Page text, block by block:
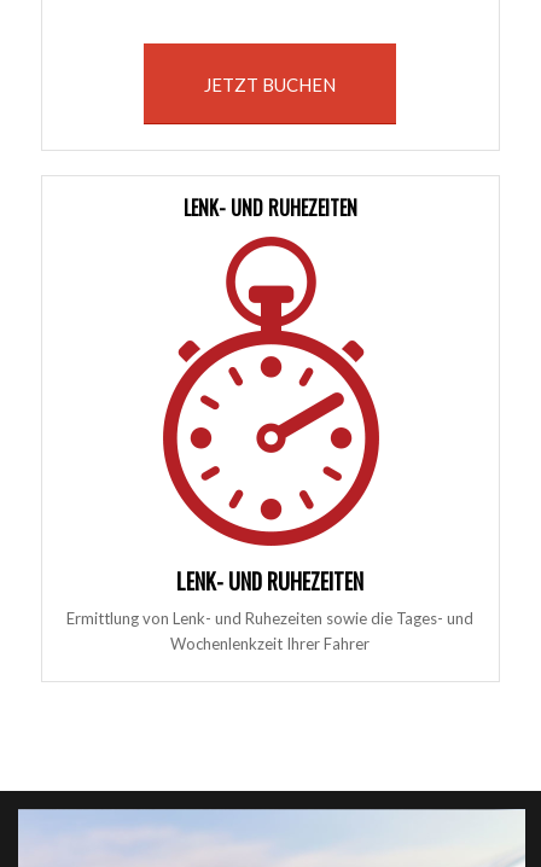
JETZT BUCHEN
LENK- UND RUHEZEITEN
LENK- UND RUHEZEITEN
Ermittlung von Lenk- und Ruhezeiten sowie die Tages- und
Wochenlenkzeit Ihrer Fahrer